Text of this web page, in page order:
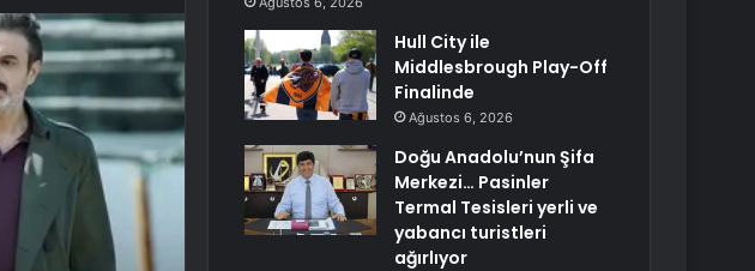
Hull City ile
Middlesbrough Play-Off
Finalinde
Ağustos 6, 2026
Doğu Anadolu’nun Şifa
Merkezi… Pasinler
Termal Tesisleri yerli ve
yabancı turistleri
ağırlıyor